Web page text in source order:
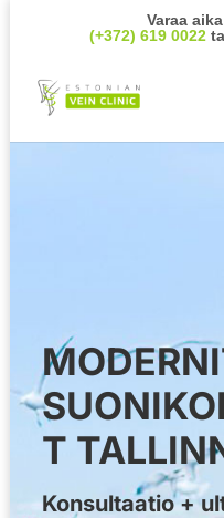
Varaa
(+372) 619 0022
T
Konsultaatio +